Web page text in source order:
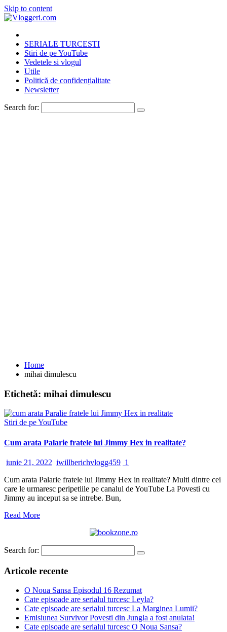
Skip to content
SERIALE TURCESTI
Stiri de pe YouTube
Vedetele si vlogul
Utile
Politică de confidențialitate
Newsletter
Search for:
Home
mihai dimulescu
Etichetă: mihai dimulescu
Stiri de pe YouTube
Cum arata Palarie fratele lui Jimmy Hex in realitate?
iunie 21, 2022 iwillberichvlogg459 1
Cum arata Palarie fratele lui Jimmy Hex in realitate? Multi dintre cei
care le urmaresc peripetiile pe canalul de YouTube La Povesti cu
Jimmy au inceput sa se intrebe. Bun,
Read More
Search for:
Articole recente
O Noua Sansa Episodul 16 Rezumat
Cate episoade are serialul turcesc Leyla?
Cate episoade are serialul turcesc La Marginea Lumii?
Emisiunea Survivor Povesti din Jungla a fost anulata!
Cate episoade are serialul turcesc O Noua Sansa?